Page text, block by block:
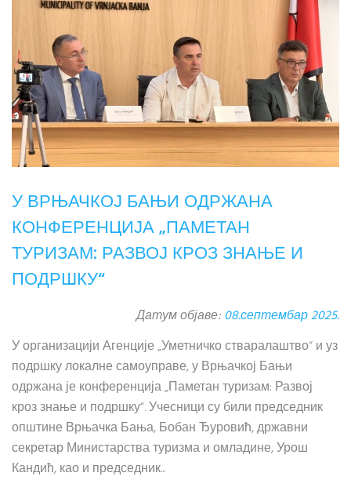
У ВРЊАЧКОЈ БАЊИ ОДРЖАНА
КОНФЕРЕНЦИЈА „ПАМЕТАН
ТУРИЗАМ: РАЗВОЈ КРОЗ ЗНАЊЕ И
ПОДРШКУ“
Датум објаве:08.септембар 2025.
У организацији Агенције „Уметничко стваралаштво“ и уз
подршку локалне самоуправе, у Врњачкој Бањи
одржана је конференција „Паметан туризам: Развој
кроз знање и подршку“. Учесници су били председник
општине Врњачка Бања, Бобан Ђуровић, државни
секретар Министарства туризма и омладине, Урош
Кандић, као и председник...